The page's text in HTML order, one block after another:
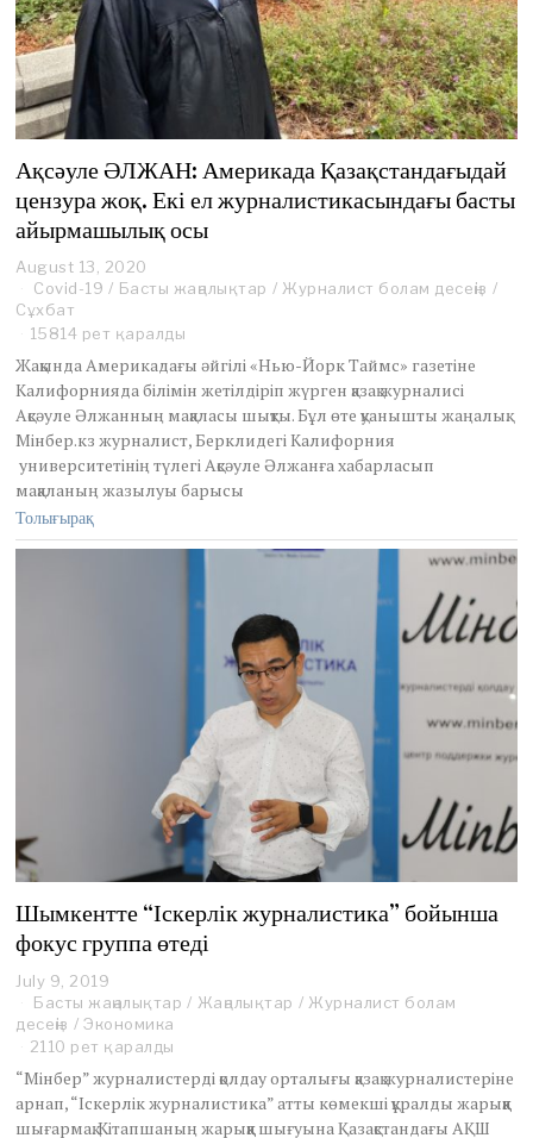
Ақсәуле ӘЛЖАН: Америкада Қазақстандағыдай
цензура жоқ. Екі ел журналистикасындағы басты
айырмашылық осы
August 13, 2020
e
t
m
b
e
r
9
2
2
Covid-19 / Басты жаңалықтар / Журналист болам десеңіз /
Сұхбат
15814 рет қаралды
Жақында Америкадағы әйгілі «Нью-Йорк Таймс» газетіне
Калифорнияда білімін жетілдіріп жүрген қазақ журналисі
Ақсәуле Әлжанның мақаласы шықты. Бұл өте қуанышты жаңалық.
Мінбер.кз журналист, Берклидегі Калифорния
университетінің түлегі Ақсәуле Әлжанға хабарласып
мақаланың жазылуы барысы
Толығырақ
Шымкентте “Іскерлік журналистика” бойынша
фокус группа өтеді
July 9, 2019
Басты жаңалықтар / Жаңалықтар / Журналист болам
десеңіз / Экономика
2110 рет қаралды
“Мінбер” журналистерді қолдау орталығы қазақ журналистеріне
арнап, “Іскерлік журналистика” атты көмекші құралды жарыққа
шығармақ. Кітапшаның жарыққа шығуына Қазақстандағы АҚШ